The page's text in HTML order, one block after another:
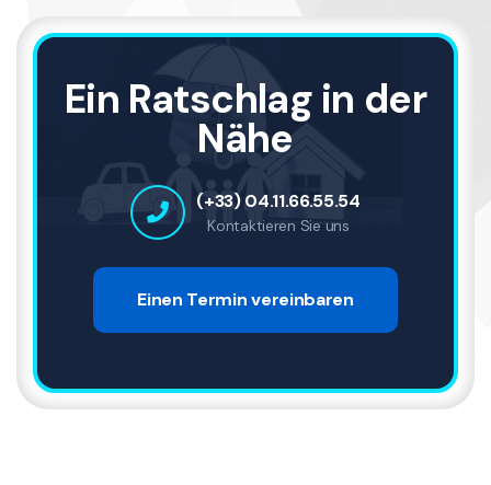
Ein Ratschlag in der
Nähe
(+33) 04.11.66.55.54
Kontaktieren Sie uns
Einen Termin vereinbaren